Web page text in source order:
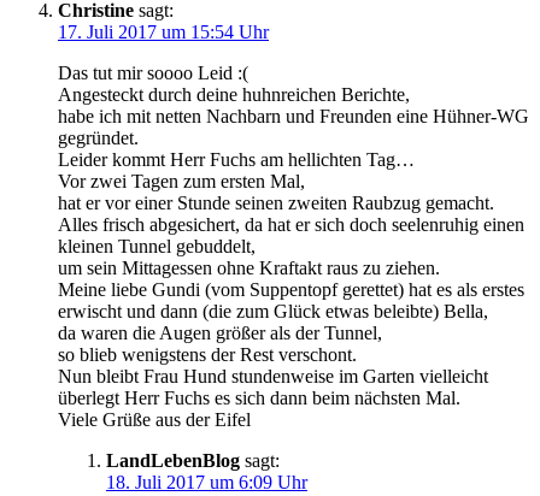
Christine sagt:
17. Juli 2017 um 15:54 Uhr
Das tut mir soooo Leid :(
Angesteckt durch deine huhnreichen Berichte,
habe ich mit netten Nachbarn und Freunden eine Hühner-WG
gegründet.
Leider kommt Herr Fuchs am hellichten Tag…
Vor zwei Tagen zum ersten Mal,
hat er vor einer Stunde seinen zweiten Raubzug gemacht.
Alles frisch abgesichert, da hat er sich doch seelenruhig einen
kleinen Tunnel gebuddelt,
um sein Mittagessen ohne Kraftakt raus zu ziehen.
Meine liebe Gundi (vom Suppentopf gerettet) hat es als erstes
erwischt und dann (die zum Glück etwas beleibte) Bella,
da waren die Augen größer als der Tunnel,
so blieb wenigstens der Rest verschont.
Nun bleibt Frau Hund stundenweise im Garten vielleicht
überlegt Herr Fuchs es sich dann beim nächsten Mal.
Viele Grüße aus der Eifel
LandLebenBlog sagt:
18. Juli 2017 um 6:09 Uhr